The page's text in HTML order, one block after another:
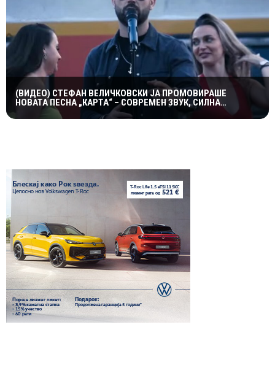
(ВИДЕО) СТЕФАН ВЕЛИЧКОВСКИ ЈА ПРОМОВИРАШЕ
НОВАТА ПЕСНА „КАРТА“ – СОВРЕМЕН ЗВУК, СИЛНА
ЕМОЦИЈА И ВПЕЧАТЛИВ ВИДЕОСПОТ